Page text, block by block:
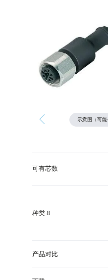
可有芯数
种类 8
产品对比